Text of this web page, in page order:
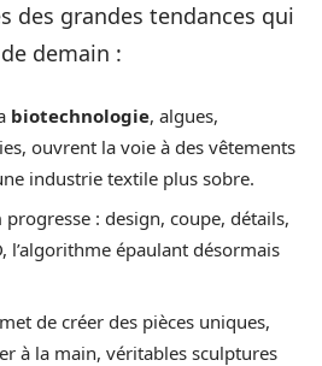
des grandes tendances qui
demain :
biotechnologie, algues,
ouvrent la voie à des vêtements
industrie textile plus sobre.
progresse : design, coupe, détails,
l’algorithme épaulant désormais
de créer des pièces uniques,
à la main, véritables sculptures